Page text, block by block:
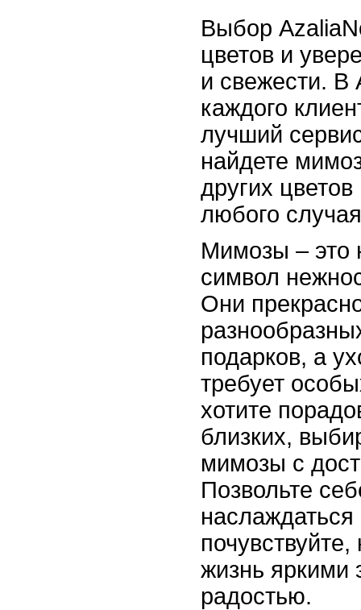
Выбор
цветов и
и свежести. В
каждого
лучший
найдете
других
любого
Мимозы – это
символ
Они
подарков, а
требует
хотите
близких,
мимозы с
Позвольте
жизнь яркими
радостью.